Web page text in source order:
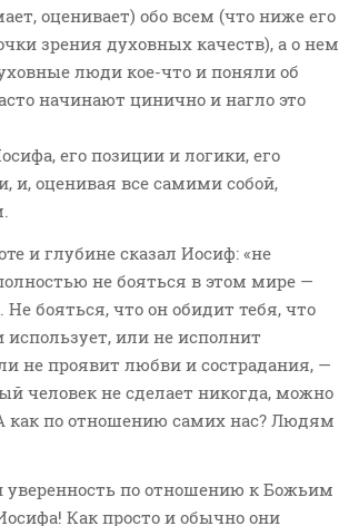
оценивает) обо всем (что ниже его
зрения духовных качеств), а о нем
люди кое-что и поняли об
начинают цинично и нагло это
его позиции и логики, его
оценивая все самими собой,
и глубине сказал Иосиф: «не
не бояться в этом мире —
Не бояться, что он обидит тебя, что
или не исполнит
не проявит любви и сострадания, —
человек не сделает никогда, можно
как по отношению самих нас? Людям
уверенность по отношению к Божьим
Как просто и обычно они